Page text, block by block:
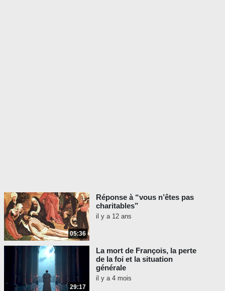
05:36
Réponse à “vous n’êtes pas
charitables”
il y a 12 ans
29:17
La mort de François, la perte
de la foi et la situation
générale
il y a 4 mois